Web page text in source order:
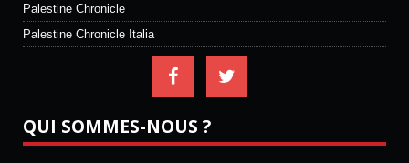
Palestine Chronicle
Palestine Chronicle Italia
QUI SOMMES-NOUS ?